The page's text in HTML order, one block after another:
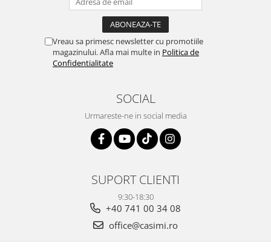
Vreau sa primesc newsletter cu promotiile
magazinului. Afla mai multe in Politica de
Confidentialitate
SOCIAL
Urmareste-ne in social media
SUPORT CLIENTI
9:30-18:30
+40 741 00 34 08
office@casimi.ro